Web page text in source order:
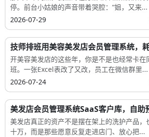
停。前台小姑娘的声音带着哭腔：“姐，又来...
2026-07-29
技师排班用美容美发店会员管理系统，
开美容美发店的这些年，你是不是也经常卡
班。一张Excel表改了又改，员工在微信群里...
2026-07-24
美发店会员管理系统SaaS客户库，自助
美发店真正的资产不是摆在架上的洗护产品，
十万，而是那些愿意反复走进店门、放心把...